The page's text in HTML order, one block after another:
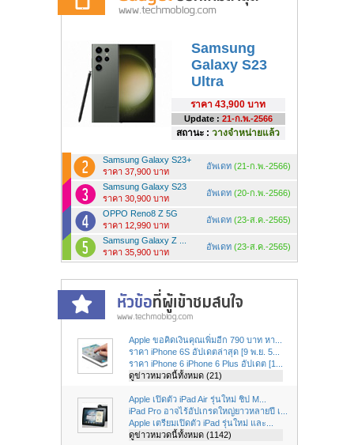
Samsung
Galaxy S23
Ultra
ราคา 43,900 บาท
Update : 21-ก.พ.-2566
สถานะ : วางจำหน่ายแล้ว
Samsung Galaxy S23+
ราคา 37,900 บาท
อัพเดท (21-ก.พ.-2566)
Samsung Galaxy S23
ราคา 30,900 บาท
อัพเดท (20-ก.พ.-2566)
OPPO Reno8 Z 5G
ราคา 12,990 บาท
อัพเดท (23-ส.ค.-2565)
Samsung Galaxy Z ...
ราคา 35,900 บาท
อัพเดท (23-ส.ค.-2565)
Apple ขอคิดเงินคุณเพิ่มอีก 790 บาท หา...
ราคา iPhone 6S อัปเดตล่าสุด [9 พ.ย. 5...
ราคา iPhone 6 iPhone 6 Plus อัปเดต [1...
ดูข่าวหมวดนี้ทั้งหมด (21)
Apple เปิดตัว iPad Air รุ่นใหม่ ชิป M...
iPad Pro อาจไร้อัปเกรดใหญ่ยาวหลายปี เ...
Apple เตรียมเปิดตัว iPad รุ่นใหม่ และ...
ดูข่าวหมวดนี้ทั้งหมด (1142)